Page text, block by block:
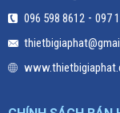
096 598 8612- 097